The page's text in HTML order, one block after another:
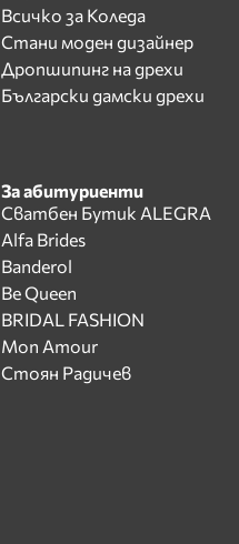
Всичко за Коледа
Стани моден дизайнер
Дропшипинг на дрехи
Български дамски дрехи
За абитуриенти
Сватбен Бутик ALEGRA
Alfa Brides
Banderol
Be Queen
BRIDAL FASHION
Mon Amour
Стоян Радичев